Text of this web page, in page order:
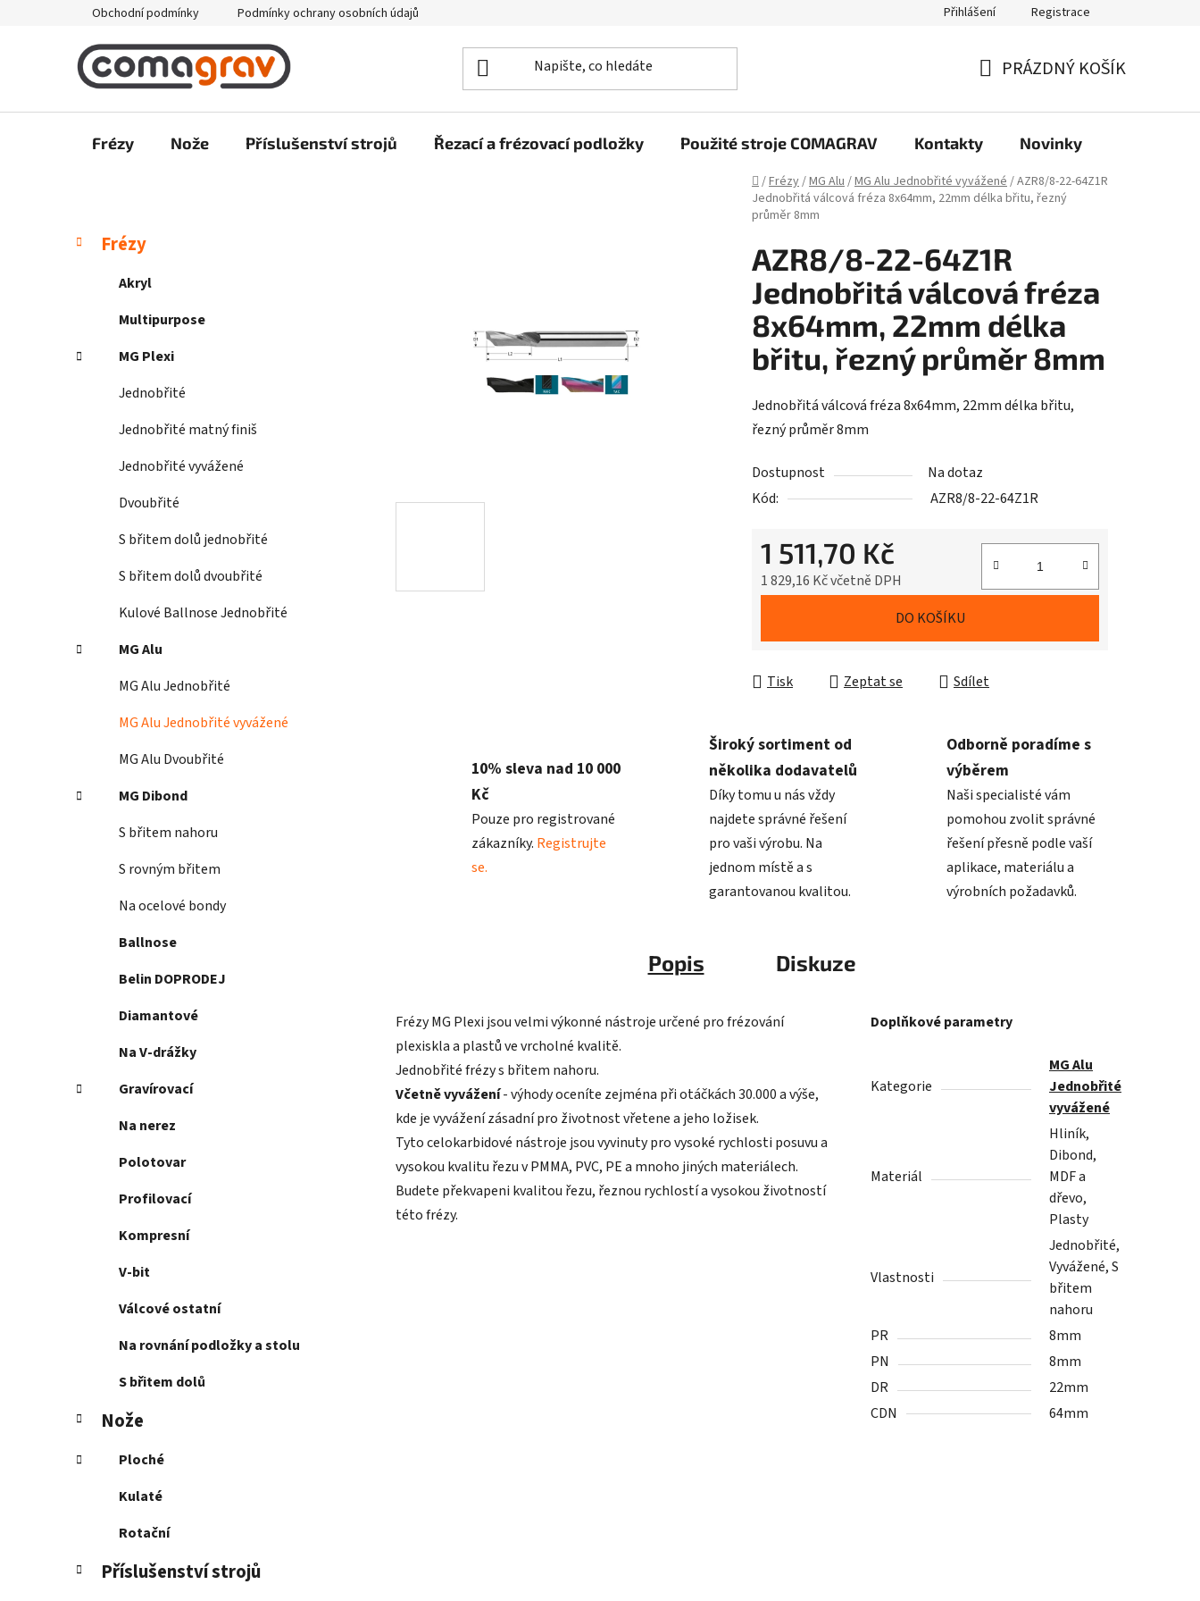
Obchodní podmínky Podmínky ochrany osobních údajů Přihlášení Registrace
KOŠÍK
PRÁZDNÝ KOŠÍK
Frézy Nože Příslušenství strojů Řezací a frézovací podložky Použité stroje COMAGRAV Kontakty Novinky
Domů
/Frézy/MG Alu/MG Alu Jednobřité vyvážené/AZR8/8-22-64Z1R
Jednobřitá válcová fréza 8x64mm, 22mm délka břitu, řezný
průměr 8mm
P
a
Přeskočit
kategorie
K
a
r
Frézy
Akryl
Multipurpose
MG Plexi
Jednobřité
Jednobřité matný finiš
Jednobřité vyvážené
Dvoubřité
S břitem dolů jednobřité
S břitem dolů dvoubřité
Kulové Ballnose Jednobřité
MG Alu
MG Alu Jednobřité
MG Alu Jednobřité vyvážené
MG Alu Dvoubřité
MG Dibond
S břitem nahoru
S rovným břitem
Na ocelové bondy
Ballnose
Belin DOPRODEJ
Diamantové
Na V-drážky
Gravírovací
Na nerez
Polotovar
Profilovací
Kompresní
V-bit
Válcové ostatní
Na rovnání podložky a stolu
S břitem dolů
Nože
Ploché
Kulaté
Rotační
Příslušenství strojů
AZR8/8-22-64Z1R
Jednobřitá válcová fréza
8x64mm, 22mm délka
břitu, řezný průměr 8mm
Jednobřitá válcová fréza 8x64mm, 22mm délka břitu,
řezný průměr 8mm
Dostupnost
Na dotaz
Kód:
AZR8/8-22-64Z1R
1 511,70 Kč
1 829,16 Kč včetně DPH
DO KOŠÍKU
Tisk Zeptat se Sdílet
10% sleva nad 10 000
Kč
Pouze pro registrované
zákazníky. Registrujte
se.
Široký sortiment od
několika dodavatelů
Díky tomu u nás vždy
najdete správné řešení
pro vaši výrobu. Na
jednom místě a s
garantovanou kvalitou.
Odborně poradíme s
výběrem
Naši specialisté vám
pomohou zvolit správné
řešení přesně podle vaší
aplikace, materiálu a
výrobních požadavků.
Popis Diskuze
Frézy MG Plexi jsou velmi výkonné nástroje určené pro frézování
plexiskla a plastů ve vrcholné kvalitě.
Jednobřité frézy s břitem nahoru.
Včetně vyvážení- výhody oceníte zejména při otáčkách 30.000 a výše,
kde je vyvážení zásadní pro životnost vřetene a jeho ložisek.
Tyto celokarbidové nástroje jsou vyvinuty pro vysoké rychlosti posuvu a
vysokou kvalitu řezu v PMMA, PVC, PE a mnoho jiných materiálech.
Budete překvapeni kvalitou řezu, řeznou rychlostí a vysokou životností
této frézy.
Doplňkové parametry
Kategorie
MG Alu
Jednobřité
vyvážené
Materiál
Hliník,
Dibond,
MDF a
dřevo,
Plasty
Vlastnosti
Jednobřité,
Vyvážené, S
břitem
nahoru
PR
8mm
PN
8mm
DR
22mm
CDN
64mm